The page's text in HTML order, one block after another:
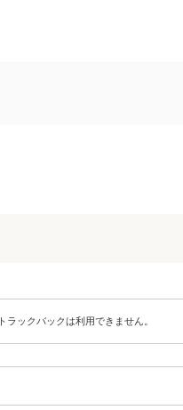
トラックバックは利用できません。